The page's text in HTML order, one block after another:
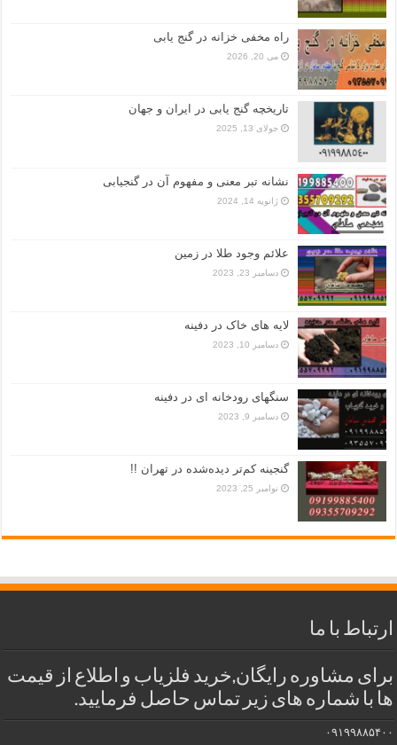
راه مخفی خزانه در گنج یابی
می 20, 2026
تاریخچه گنج‌ یابی در ایران و جهان
جولای 13, 2025
نشانه تبر معنی و مفهوم آن در گنجیابی
ژانویه 14, 2024
علائم وجود طلا در زمین
دسامبر 23, 2023
لایه های خاک در دفینه
دسامبر 10, 2023
سنگهای رودخانه ای در دفینه
دسامبر 9, 2023
گنجینه کم‌تر دیده‌شده در تهران !!
نوامبر 25, 2023
ارتباط با ما
برای مشاوره رایگان,خرید فلزیاب و اطلاع از قیمت
ها با شماره های زیر تماس حاصل فرمایید.
۰۹۱۹۹۸۸۵۴۰۰